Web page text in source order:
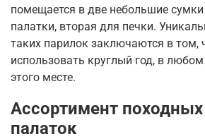
помещается в две небольшие
палатки, вторая для печки.
таких парилок заключаются в том,
использовать круглый год, в
этого месте.
Ассортимент
палаток